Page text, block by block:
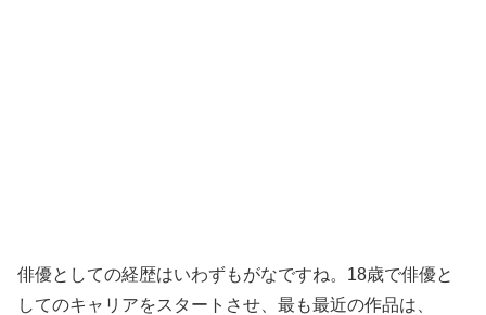
俳優としての経歴はいわずもがなですね。18歳で俳優と
してのキャリアをスタートさせ、最も最近の作品は、